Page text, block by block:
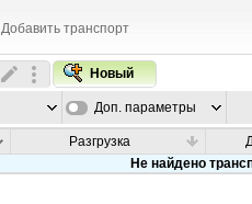
Добавить транспорт
Новый
Доп. параметры
Разгрузка
Не найдено